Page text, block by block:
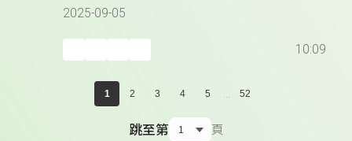
2025-09-05
10:09
1 2 3 4 5 ... 52
跳至第 頁